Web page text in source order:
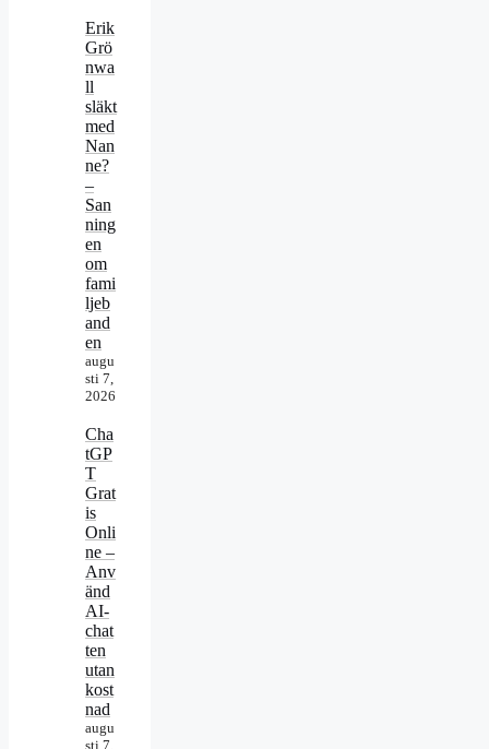
Erik
Grö
nwa
ll
släkt
med
Nan
ne?
–
San
ning
en
om
fami
ljeb
and
en
augu
sti 7,
2026
Cha
tGP
T
Grat
is
Onli
ne –
Anv
änd
AI-
chat
ten
utan
kost
nad
augu
sti 7,